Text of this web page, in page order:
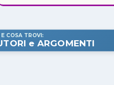
E COSA TROVI:
e ARGOMENTI